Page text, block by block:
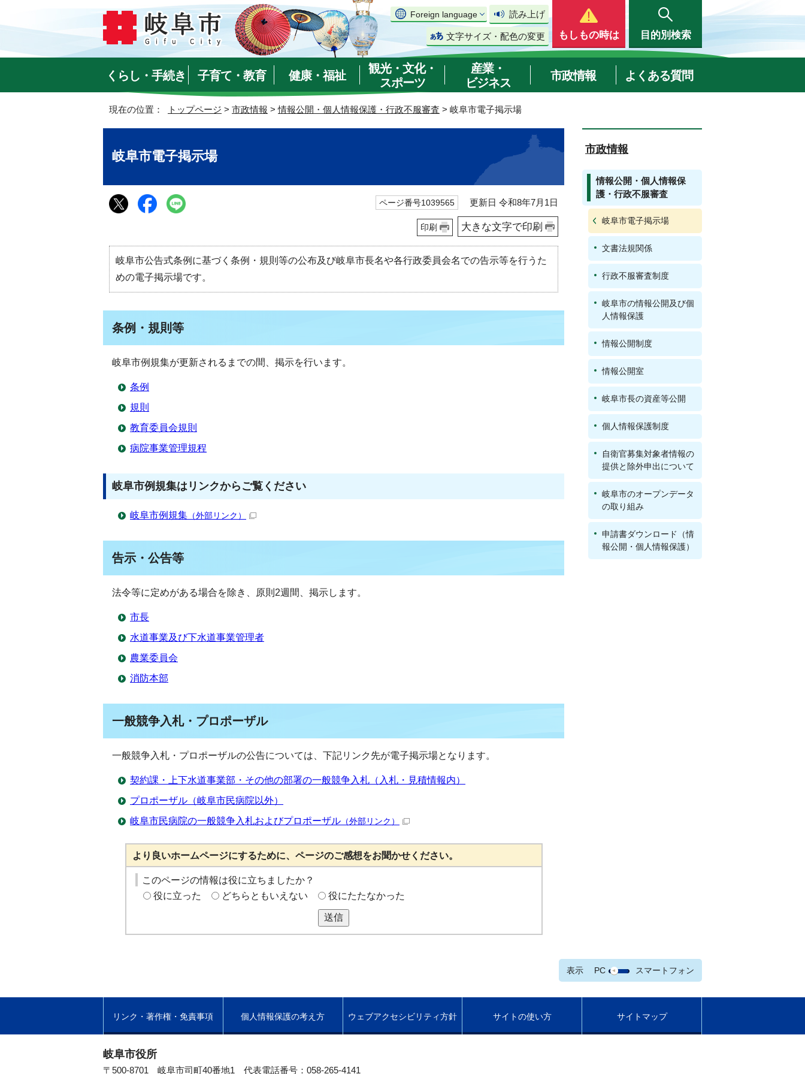
Foreign language 読み上げ
文字サイズ・配色の変更 もしもの時は 目的別検索
くらし・手続き 子育て・教育 健康・福祉
観光・文化・
スポーツ
産業・
ビジネス
市政情報 よくある質問
現在の位置： トップページ > 市政情報 >情報公開・個人情報保護・行政不服審査 > 岐阜市電子掲示場
岐阜市電子掲示場
ページ番号1039565 更新日 令和8年7月1日
印刷 大きな文字で印刷
岐阜市公告式条例に基づく条例・規則等の公布及び岐阜市長名や各行政委員会名での告示等を行うた
めの電子掲示場です。
条例・規則等
岐阜市例規集が更新されるまでの間、掲示を行います。
条例
規則
教育委員会規則
病院事業管理規程
岐阜市例規集はリンクからご覧ください
岐阜市例規集 （外部リンク）
告示・公告等
法令等に定めがある場合を除き、原則2週間、掲示します。
市長
水道事業及び下水道事業管理者
農業委員会
消防本部
一般競争入札・プロポーザル
一般競争入札・プロポーザルの公告については、下記リンク先が電子掲示場となります。
契約課・上下水道事業部・その他の部署の一般競争入札（入札・見積情報内）
プロポーザル（岐阜市民病院以外）
岐阜市民病院の一般競争入札およびプロポーザル （外部リンク）
より良いホームページにするために、ページのご感想をお聞かせください。
このページの情報は役に立ちましたか？
役に立った
どちらともいえない 役にたたなかった
送信
市政情報
情報公開・個人情報保
護・行政不服審査
岐阜市電子掲示場
文書法規関係
行政不服審査制度
岐阜市の情報公開及び個
人情報保護
情報公開制度
情報公開室
岐阜市長の資産等公開
個人情報保護制度
自衛官募集対象者情報の
提供と除外申出について
岐阜市のオープンデータ
の取り組み
申請書ダウンロード（情
報公開・個人情報保護）
表示 PC スマートフォン
リンク・著作権・免責事項 個人情報保護の考え方 ウェブアクセシビリティ方針 サイトの使い方 サイトマップ
岐阜市役所
〒500-8701 岐阜市司町40番地1 代表電話番号：058-265-4141